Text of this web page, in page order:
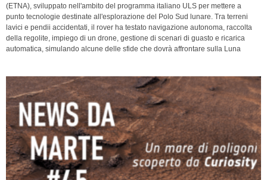
(ETNA), sviluppato nell'ambito del programma italiano ULS per mettere a
punto tecnologie destinate all'esplorazione del Polo Sud lunare. Tra terreni
lavici e pendii accidentati, il rover ha testato navigazione autonoma, raccolta
della regolite, impiego di un drone, gestione di scenari di guasto e ricarica
automatica, simulando alcune delle sfide che dovrà affrontare sulla Luna